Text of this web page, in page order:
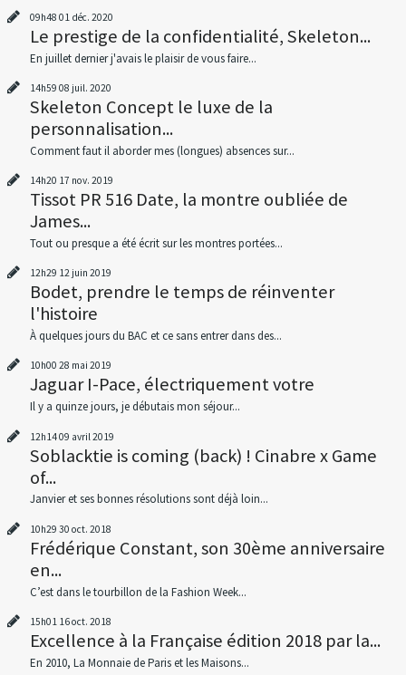
09h48 01 déc. 2020
Le prestige de la confidentialité, Skeleton...
En juillet dernier j'avais le plaisir de vous faire...
14h59 08 juil. 2020
Skeleton Concept le luxe de la
personnalisation...
Comment faut il aborder mes (longues) absences sur...
14h20 17 nov. 2019
Tissot PR 516 Date, la montre oubliée de
James...
Tout ou presque a été écrit sur les montres portées...
12h29 12 juin 2019
Bodet, prendre le temps de réinventer
l'histoire
À quelques jours du BAC et ce sans entrer dans des...
10h00 28 mai 2019
Jaguar I-Pace, électriquement votre
Il y a quinze jours, je débutais mon séjour...
12h1409 avril 2019
Soblacktie is coming (back) ! Cinabre x Game
of...
Janvier et ses bonnes résolutions sont déjà loin...
10h29 30 oct. 2018
Frédérique Constant, son 30ème anniversaire
en...
C’est dans le tourbillon de la Fashion Week...
15h01 16oct. 2018
Excellence à la Française édition 2018 par la...
En 2010, La Monnaie de Paris et les Maisons...